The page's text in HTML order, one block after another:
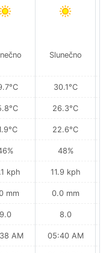
kph
mm
9.0
AM
Slunečno
30.1°C
26.3°C
22.6°C
48%
11.9 kph
0.0 mm
8.0
05:40 AM